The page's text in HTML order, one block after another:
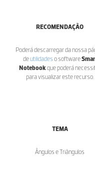
RECOMENDAÇÃO
Poderá descarregar da nossa
deutilidades o software
Notebookque poderá
para visualizar este recurso.
TEMA
Ângulos e Triângulos